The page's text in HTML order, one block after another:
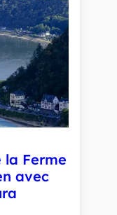
la Ferme
avec